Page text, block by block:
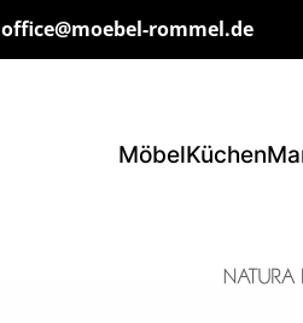
office@moebel-rommel.de
MöbelKüchen